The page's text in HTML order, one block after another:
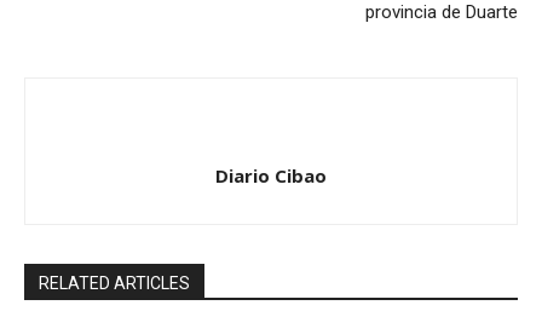
provincia de Duarte
Diario Cibao
RELATED ARTICLES